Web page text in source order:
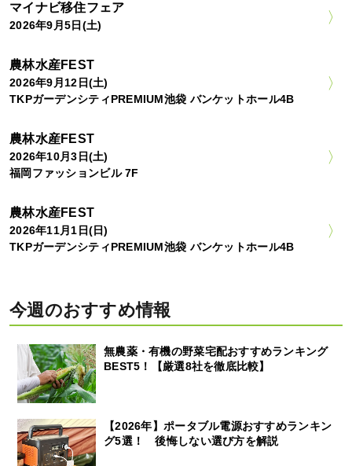
マイナビ移住フェア
2026年9月5日(土)
農林水産FEST
2026年9月12日(土)
TKPガーデンシティPREMIUM池袋 バンケットホール4B
農林水産FEST
2026年10月3日(土)
福岡ファッションビル 7F
農林水産FEST
2026年11月1日(日)
TKPガーデンシティPREMIUM池袋 バンケットホール4B
今週のおすすめ情報
無農薬・有機の野菜宅配おすすめランキング
BEST5！【厳選8社を徹底比較】
【2026年】ポータブル電源おすすめランキン
グ5選！ 後悔しない選び方を解説